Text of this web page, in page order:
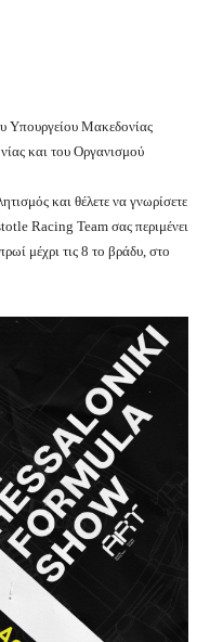
Υπουργείου Μακεδονίας
και του Οργανισμού
και θέλετε να γνωρίσετε
Racing Team σας περιμένει
μέχρι τις 8 το βράδυ, στο